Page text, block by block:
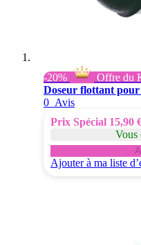
-20%
Offre du
Doseur flottant pour
0 Avis
Prix Spécial 15,90
Vous
Ajouter à ma liste